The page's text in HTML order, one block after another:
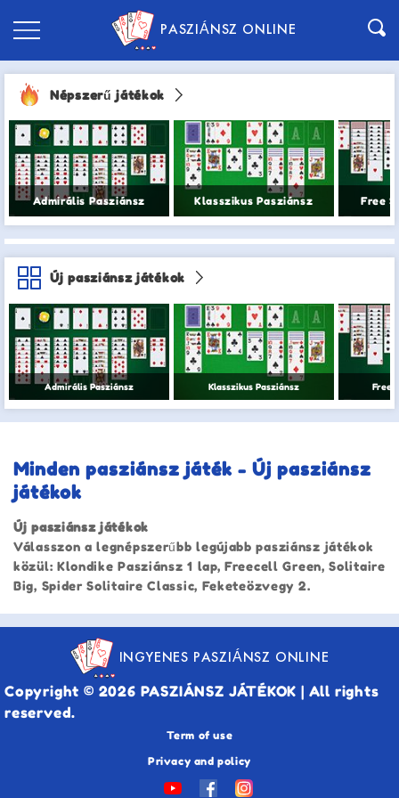
PASZIÁNSZ ONLINE
Népszerű játékok
Admirális Pasziánsz Klasszikus Pasziánsz Free
Új pasziánsz játékok
Admirális Pasziánsz Klasszikus Pasziánsz Free
Minden pasziánsz játék - Új pasziánsz
játékok
Új pasziánsz játékok
Válasszon a legnépszerűbb legújabb pasziánsz játékok
közül: Klondike Pasziánsz 1 lap, Freecell Green, Solitaire
Big, Spider Solitaire Classic, Feketeözvegy 2.
INGYENES PASZIÁNSZ ONLINE
Copyright © 2026 PASZIÁNSZ JÁTÉKOK | All rights
reserved.
Term of use
Privacy and policy